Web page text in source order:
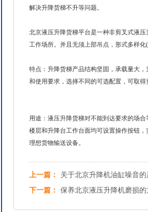
解决升降货梯不升等问题。
北京液压升降货梯平台是一种非剪叉式液
工作场所。并且无须上部吊点，形式多样
特点：升降货梯产品结构坚固，承载量大
和使用要求，选择不同的可选配置，可取
用途：液压升降货梯对不能到达要求的场
楼层和升降台工作台面均可设置操作按钮
理想货物输送设备。
上一篇：
关于北京升降机油缸噪音
下一篇：
保养北京液压升降机磨损的